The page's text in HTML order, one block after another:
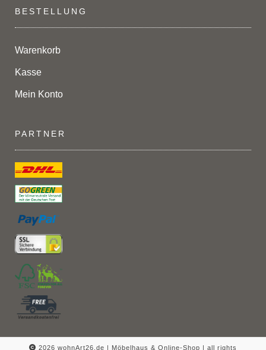
BESTELLUNG
Warenkorb
Kasse
Mein Konto
PARTNER
2026 wohnArt26.de | Möbelhaus & Online-Shop | all rights